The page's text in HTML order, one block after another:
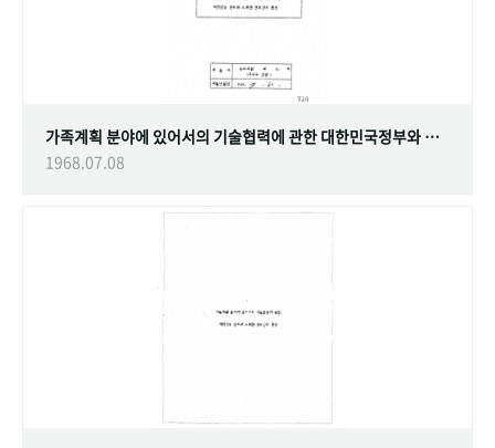
가족계획 분야에 있어서의 기술협력에 관한 대한민국정부와 스웨덴 정부간의 협정
1968.07.08